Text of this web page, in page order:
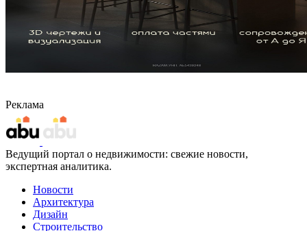
Реклама
Ведущий портал о недвижимости: свежие новости,
экспертная аналитика.
Новости
Архитектура
Дизайн
Строительство